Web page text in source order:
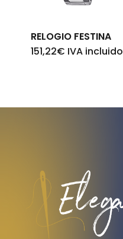
RELOGIO FESTINA
151,22€ IVA incluido